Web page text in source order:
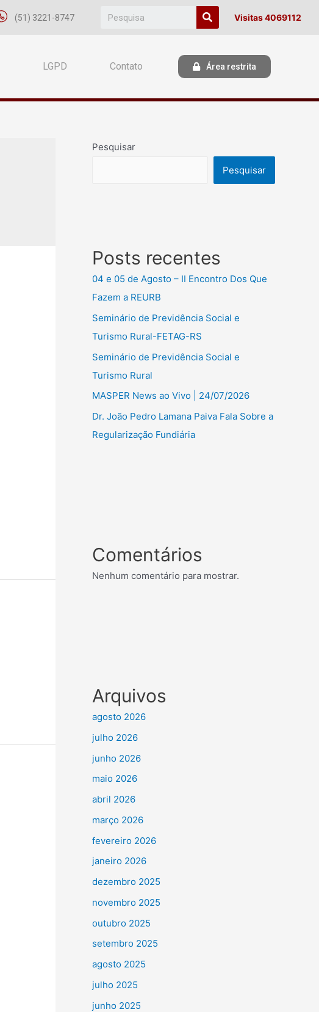
(51) 3221-8747 Visitas 4069112
LGPD Contato Área restrita
Pesquisar
Pesquisar
Posts recentes
04 e 05 de Agosto – II Encontro Dos Que
Fazem a REURB
Seminário de Previdência Social e
Turismo Rural-FETAG-RS
Seminário de Previdência Social e
Turismo Rural
MASPER News ao Vivo | 24/07/2026
Dr. João Pedro Lamana Paiva Fala Sobre a
Regularização Fundiária
Comentários
Nenhum comentário para mostrar.
Arquivos
agosto 2026
julho 2026
junho 2026
maio 2026
abril 2026
março 2026
fevereiro 2026
janeiro 2026
dezembro 2025
novembro 2025
outubro 2025
setembro 2025
agosto 2025
julho 2025
junho 2025